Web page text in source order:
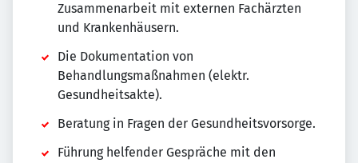
Zusammenarbeit mit externen Fachärzten
und Krankenhäusern.
Die Dokumentation von
Behandlungsmaßnahmen (elektr.
Gesundheitsakte).
Beratung in Fragen der Gesundheitsvorsorge.
Führung helfender Gespräche mit den